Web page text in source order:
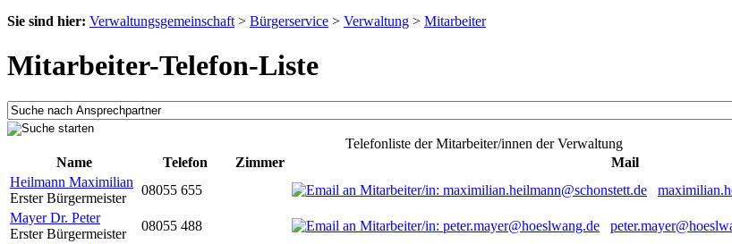
Sie sind hier: Verwaltungsgemeinschaft > Bürgerservice > Verwaltung > Mitarbeiter
Mitarbeiter-Telefon-Liste
Telefonliste der Mitarbeiter/innen der Verwaltung
Name
Telefon Zimmer
Mail
Heilmann Maximilian
Erster Bürgermeister
08055 655
Mayer Dr. Peter
Erster Bürgermeister
08055 488